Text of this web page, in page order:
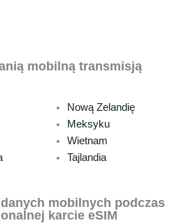
mobilną transmisją
Nową Zelandię
Meksyku
Wietnam
Tajlandia
mobilnych podczas
karcie eSIM